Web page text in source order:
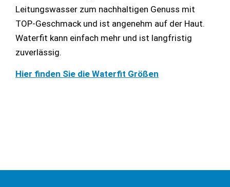
Leitungswasser zum nachhaltigen Genuss mit
TOP-Geschmack und ist angenehm auf der Haut.
Waterfit kann einfach mehr und ist langfristig
zuverlässig.
Hier finden Sie die Waterfit Größen